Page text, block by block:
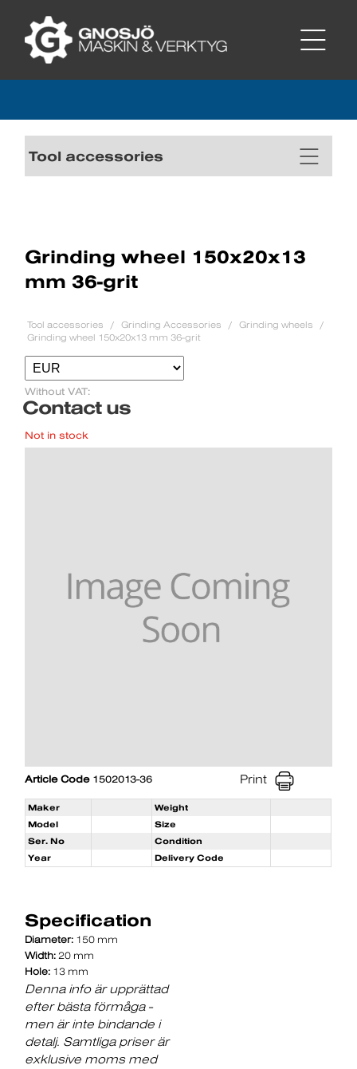
Tool accessories
Grinding wheel 150x20x13
mm 36-grit
Tool accessories Grinding Accessories
Grinding wheels
Grinding wheel 150x20x13 mm 36-grit
Without VAT:
Contact us
Not in stock
Article Code1502013-36 Print
Maker
Weight
Model
Size
Ser. No
Condition
Year
Delivery Code
Specification
Diameter: 150 mm
Width: 20 mm
Hole: 13 mm
Denna info är upprättad
efter bästa förmåga -
men är inte bindande i
detalj. Samtliga priser är
exklusive moms med